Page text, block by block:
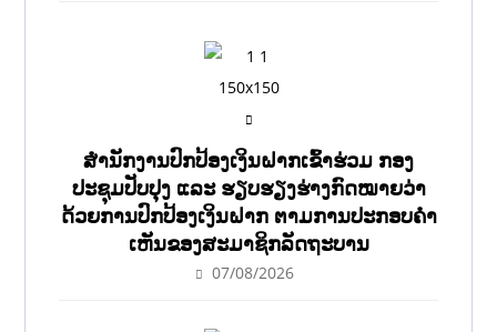
ສໍານັກງານປົກປ້ອງເງິນຝາກເຂົ້າຮ່ວມ ກອງ
ປະຊຸມປັບປຸງ ແລະ ຮຽບຮຽງຮ່າງກົດໝາຍວ່າ
ດ້ວຍການປົກປ້ອງເງິນຝາກ ຕາມການປະກອບຄຳ
ເຫັນຂອງສະມາຊິກລັດຖະບານ
07/08/2026